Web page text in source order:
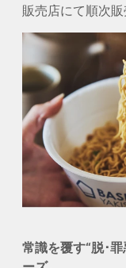
販売店にて順次販
常識を覆す“脱･